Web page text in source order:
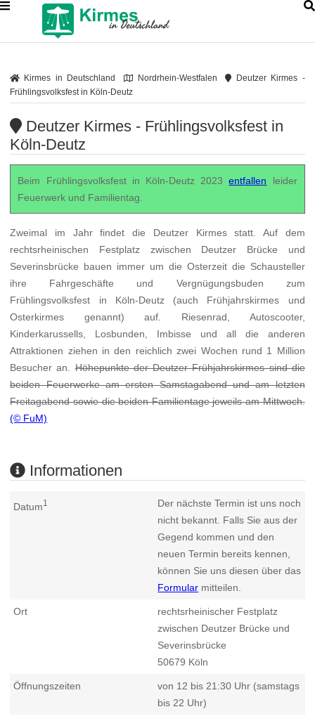
Kirmes in Deutschland Nordrhein-Westfalen
Deutzer Kirmes -
Frühlingsvolksfest in Köln-Deutz
Deutzer Kirmes - Frühlingsvolksfest in
Köln-Deutz
Beim Frühlingsvolksfest in Köln-Deutz 2023entfallen leider
Feuerwerk und Familientag.
Zweimal im Jahr findet die Deutzer Kirmes statt. Auf dem
rechtsrheinischen Festplatz zwischen Deutzer Brücke und
Severinsbrücke bauen immer um die Osterzeit die Schausteller
ihre Fahrgeschäfte und Vergnügungsbuden zum
Frühlingsvolksfest in Köln-Deutz (auch Frühjahrskirmes und
Osterkirmes genannt) auf. Riesenrad, Autoscooter,
Kinderkarussells, Losbunden, Imbisse und all die anderen
Attraktionen ziehen in den reichlich zwei Wochen rund 1 Million
Besucher an.Höhepunkte der Deutzer Frühjahrskirmes sind die
beiden Feuerwerke am ersten Samstagabend und am letzten
Freitagabend sowie die beiden Familientage jeweils am Mittwoch.
(© FuM)
Informationen
Datum1
Der nächste Termin ist uns noch
nicht bekannt. Falls Sie aus der
Gegend kommen und den
neuen Termin bereits kennen,
können Sie uns diesen über das
Formular mitteilen.
Ort
rechtsrheinischer Festplatz
zwischen Deutzer Brücke und
Severinsbrücke
50679 Köln
Öffnungszeiten
von 12 bis 21:30 Uhr (samstags
bis 22 Uhr)